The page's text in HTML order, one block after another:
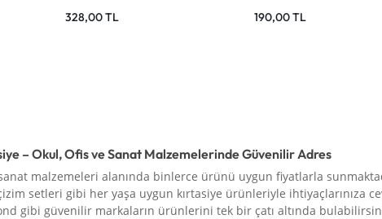
328,00TL
190,00TL
– Okul, Ofis ve Sanat Malzemelerinde Güvenilir Adres
malzemeleri alanında binlerce ürünü uygun fiyatlarla
setleri gibi her yaşa uygun kırtasiye ürünleriyle ihtiyaçlarınıza
gibi güvenilir markaların ürünlerini tek bir çatı altında